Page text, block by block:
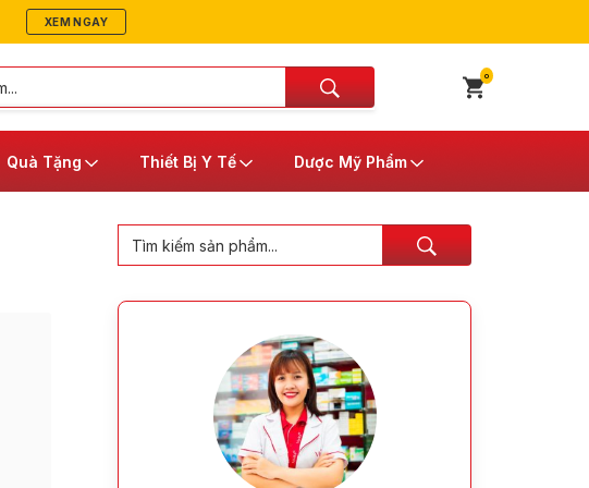
XEM NGAY
0
Quà Tặng Thiết Bị Y Tế Dược Mỹ Phẩm